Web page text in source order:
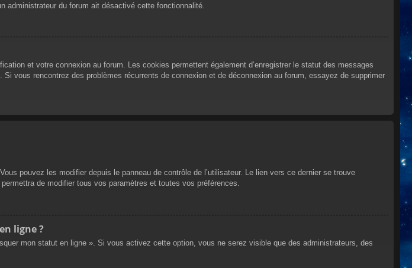
administrateur du forum ait désactivé cette fonctionnalité.
et votre connexion au forum. Les cookies permettent également d’enregistrer le statut des messages
vous rencontrez des problèmes récurrents de connexion et de déconnexion au forum, essayez de supprimer
pouvez les modifier depuis le panneau de contrôle de l’utilisateur. Le lien vers ce dernier se trouve
de modifier tous vos paramètres et toutes vos préférences.
ligne ?
mon statut en ligne ». Si vous activez cette option, vous ne serez visible que des administrateurs, des